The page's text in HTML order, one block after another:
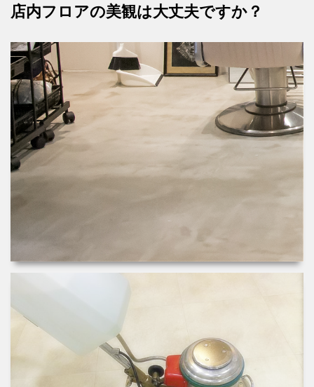
店内フロアの美観は大丈夫ですか？